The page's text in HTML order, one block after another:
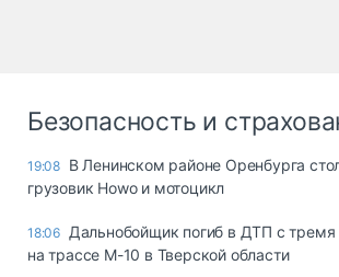
Безопасность и
19:08 В Ленинском районе Оренбурга
грузовик Howo и мотоцикл
18:06 Дальнобойщик погиб в ДТП с тремя
на трассе М-10 в Тверской области